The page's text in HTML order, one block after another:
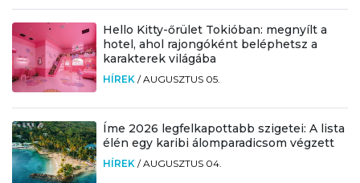
Hello Kitty-őrület Tokióban: megnyílt a
hotel, ahol rajongóként beléphetsz a
karakterek világába
HÍREK /AUGUSZTUS 05.
Íme 2026 legfelkapottabb szigetei: A lista
élén egy karibi álomparadicsom végzett
HÍREK /AUGUSZTUS 04.